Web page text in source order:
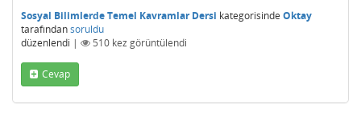
Sosyal Bilimlerde Temel Kavramlar Dersi kategorisinde Oktay
tarafındansoruldu
düzenlendi | 510 kez görüntülendi
Cevap